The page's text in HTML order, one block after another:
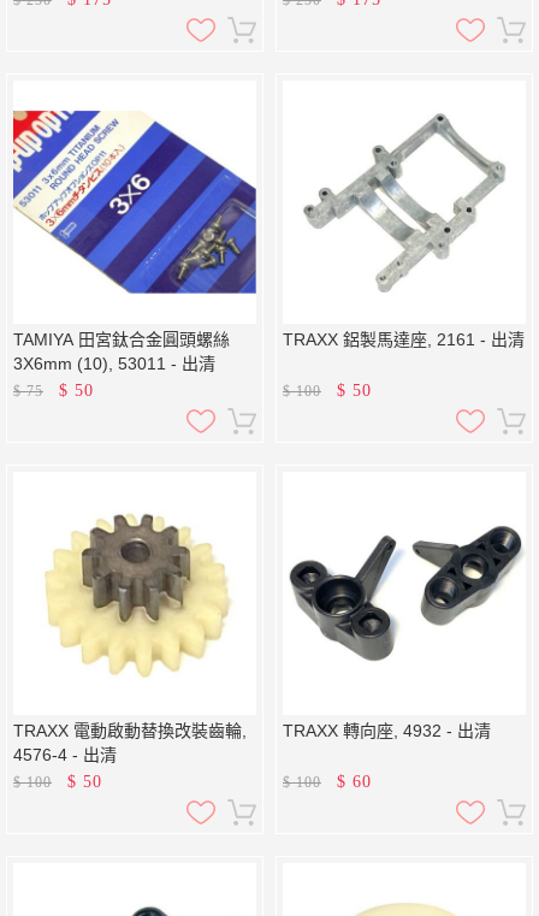
TAMIYA 田宮鈦合金圓頭螺絲
3X6mm (10), 53011 - 出清
$75 $ 50
TRAXX 鋁製馬達座, 2161 - 出清
$100 $ 50
TRAXX 電動啟動替換改裝齒輪,
4576-4 - 出清
$100 $ 50
TRAXX 轉向座, 4932 - 出清
$100 $ 60